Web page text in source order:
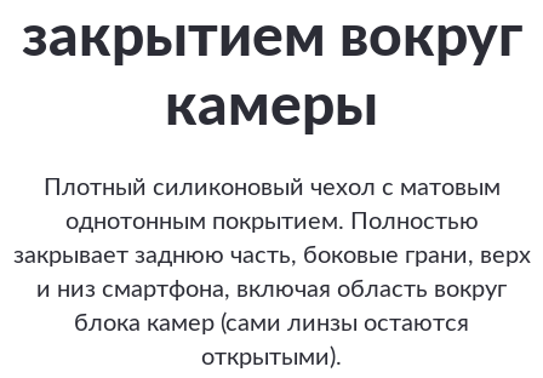
закрытием вокруг
камеры
Плотный силиконовый чехол с матовым
однотонным покрытием. Полностью
закрывает заднюю часть, боковые грани, верх
и низ смартфона, включая область вокруг
блока камер (сами линзы остаются
открытыми).